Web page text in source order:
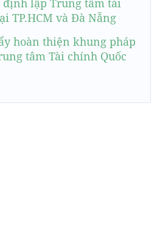
định lập Trung tâm tài
TP.HCM và Đà Nẵng
hoàn thiện khung pháp
tâm Tài chính Quốc